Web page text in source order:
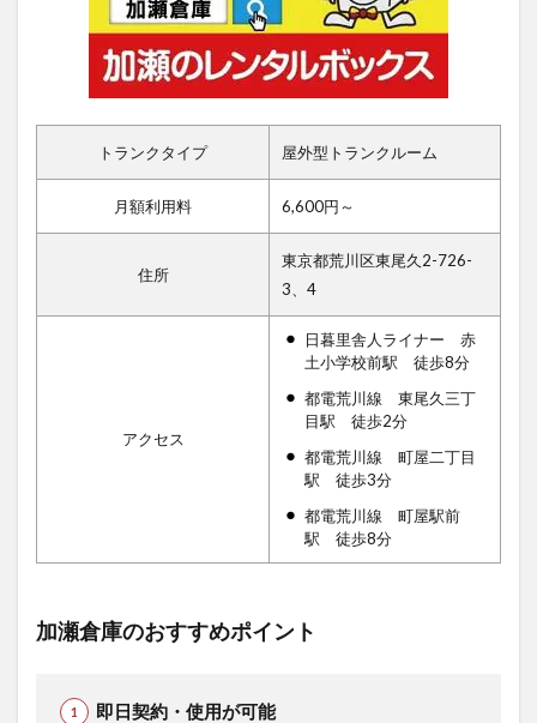
トランクタイプ 屋外型トランクルーム
月額利用料 6,600円～
住所
東京都荒川区東尾久2-726-
3、4
アクセス
日暮里舎人ライナー 赤
土小学校前駅 徒歩8分
都電荒川線 東尾久三丁
目駅 徒歩2分
都電荒川線 町屋二丁目
駅 徒歩3分
都電荒川線 町屋駅前
駅 徒歩8分
加瀬倉庫のおすすめポイント
即日契約・使用が可能